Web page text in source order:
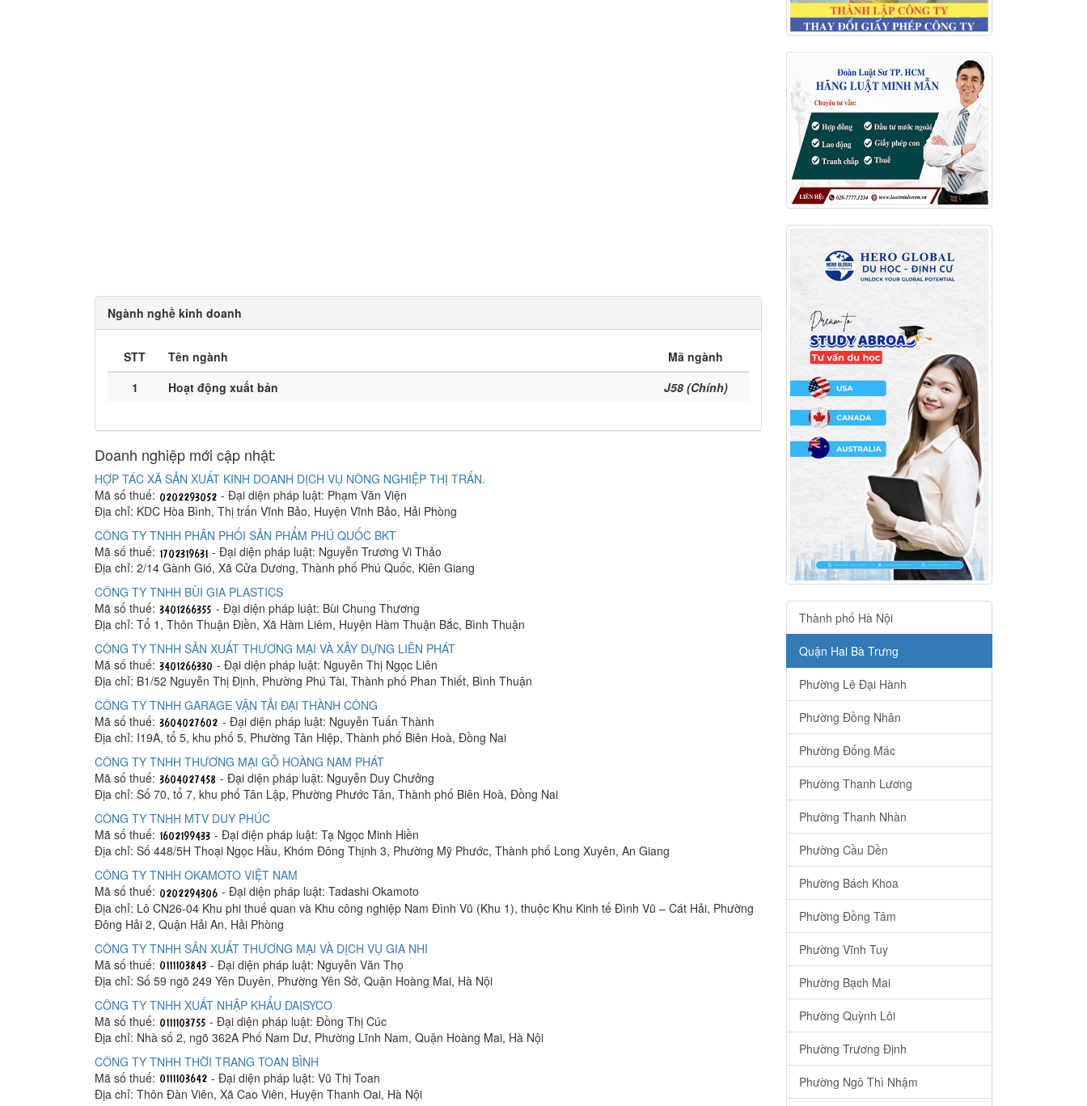
Ngành nghề kinh doanh
STT Tên ngành
Mã ngành
1
Hoạt động xuất bản J58 (Chính)
Doanh nghiệp mới cập nhật:
HỢP TÁC XÃ SẢN XUẤT KINH DOANH DỊCH VỤ NÔNG NGHIỆP THỊ TRẤN.
Mã số thuế:
- Đại diện pháp luật: Phạm Văn Viện
Địa chỉ: KDC Hòa Bình, Thị trấn Vĩnh Bảo, Huyện Vĩnh Bảo, Hải Phòng
CÔNG TY TNHH PHÂN PHỐI SẢN PHẨM PHÚ QUỐC BKT
Mã số thuế:
- Đại diện pháp luật: Nguyễn Trương Vi Thảo
Địa chỉ: 2/14 Gành Gió, Xã Cửa Dương, Thành phố Phú Quốc, Kiên Giang
CÔNG TY TNHH BÙI GIA PLASTICS
Mã số thuế:
- Đại diện pháp luật: Bùi Chung Thương
Địa chỉ: Tổ 1, Thôn Thuận Điền, Xã Hàm Liêm, Huyện Hàm Thuận Bắc, Bình Thuận
CÔNG TY TNHH SẢN XUẤT THƯƠNG MẠI VÀ XÂY DỰNG LIÊN PHÁT
Mã số thuế:
- Đại diện pháp luật: Nguyễn Thị Ngọc Liên
Địa chỉ: B1/52 Nguyễn Thị Định, Phường Phú Tài, Thành phố Phan Thiết, Bình Thuận
CÔNG TY TNHH GARAGE VẬN TẢI ĐẠI THÀNH CÔNG
Mã số thuế:
- Đại diện pháp luật: Nguyễn Tuấn Thành
Địa chỉ: I19A, tổ 5, khu phố 5, Phường Tân Hiệp, Thành phố Biên Hoà, Đồng Nai
CÔNG TY TNHH THƯƠNG MẠI GỖ HOÀNG NAM PHÁT
Mã số thuế:
- Đại diện pháp luật: Nguyễn Duy Chưởng
Địa chỉ: Số 70, tổ 7, khu phố Tân Lập, Phường Phước Tân, Thành phố Biên Hoà, Đồng Nai
CÔNG TY TNHH MTV DUY PHÚC
Mã số thuế:
- Đại diện pháp luật: Tạ Ngọc Minh Hiền
Địa chỉ: Số 448/5H Thoại Ngọc Hầu, Khóm Đông Thịnh 3, Phường Mỹ Phước, Thành phố Long Xuyên, An Giang
CÔNG TY TNHH OKAMOTO VIỆT NAM
Mã số thuế:
- Đại diện pháp luật: Tadashi Okamoto
Địa chỉ: Lô CN26-04 Khu phi thuế quan và Khu công nghiệp Nam Đình Vũ (Khu 1), thuộc Khu Kinh tế Đình Vũ – Cát Hải, Phường
Đông Hải 2, Quận Hải An, Hải Phòng
CÔNG TY TNHH SẢN XUẤT THƯƠNG MẠI VÀ DỊCH VỤ GIA NHI
Mã số thuế:
- Đại diện pháp luật: Nguyễn Văn Thọ
Địa chỉ: Số 59 ngõ 249 Yên Duyên, Phường Yên Sở, Quận Hoàng Mai, Hà Nội
CÔNG TY TNHH XUẤT NHẬP KHẨU DAISYCO
Mã số thuế:
- Đại diện pháp luật: Đồng Thị Cúc
Địa chỉ: Nhà số 2, ngõ 362A Phố Nam Dư, Phường Lĩnh Nam, Quận Hoàng Mai, Hà Nội
CÔNG TY TNHH THỜI TRANG TOAN BÌNH
Mã số thuế:
- Đại diện pháp luật: Vũ Thị Toan
Địa chỉ: Thôn Đàn Viên, Xã Cao Viên, Huyện Thanh Oai, Hà Nội
Thành phố Hà Nội
Quận Hai Bà Trưng
Phường Lê Đại Hành
Phường Đồng Nhân
Phường Đống Mác
Phường Thanh Lương
Phường Thanh Nhàn
Phường Cầu Dền
Phường Bách Khoa
Phường Đồng Tâm
Phường Vĩnh Tuy
Phường Bạch Mai
Phường Quỳnh Lôi
Phường Trương Định
Phường Ngô Thì Nhậm